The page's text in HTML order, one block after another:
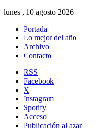
lunes , 10 agosto 2026
Portada
Lo mejor del año
Archivo
Contacto
RSS
Facebook
X
Instagram
Spotify
Acceso
Publicación al azar